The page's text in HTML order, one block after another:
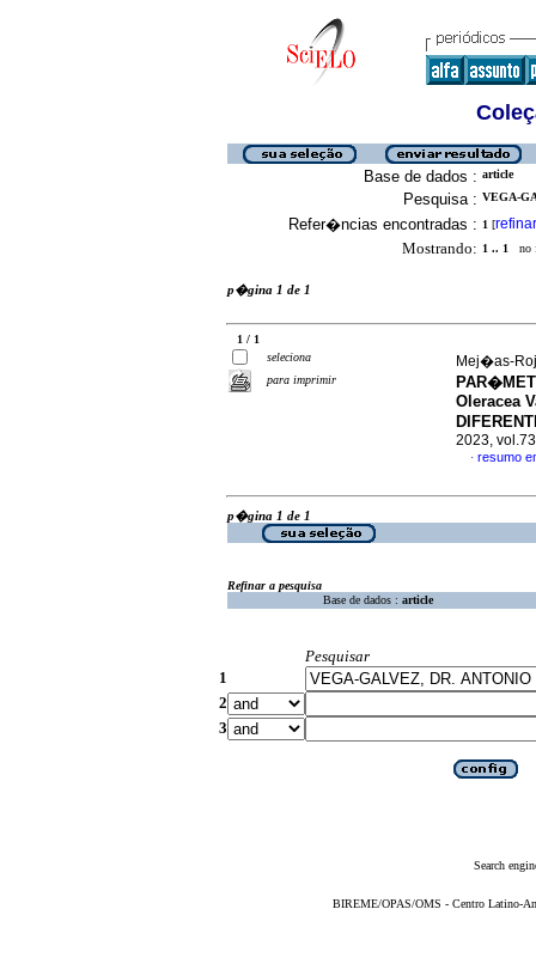
Base de dados : article
Pesquisa : VEGA-
Refer�ncias encontradas : 1 [refinar
Mostrando: 1 .. 1 no
p�gina 1 de 1
1 / 1
seleciona
para imprimir
Mej�as-
Oleracea
2023,
· resumo
p�gina 1 de 1
Refinar a pesquisa
Base de dados : article
Pesquisar
1
2
3
Search
BIREME/OPAS/OMS - Centro Latino-